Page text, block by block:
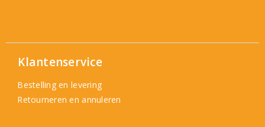
Klantenservice
Bestelling en levering
Retourneren en annuleren